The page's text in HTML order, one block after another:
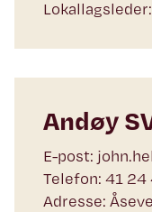
Andøy
E-post:
Telefon: 41 24
Adresse: